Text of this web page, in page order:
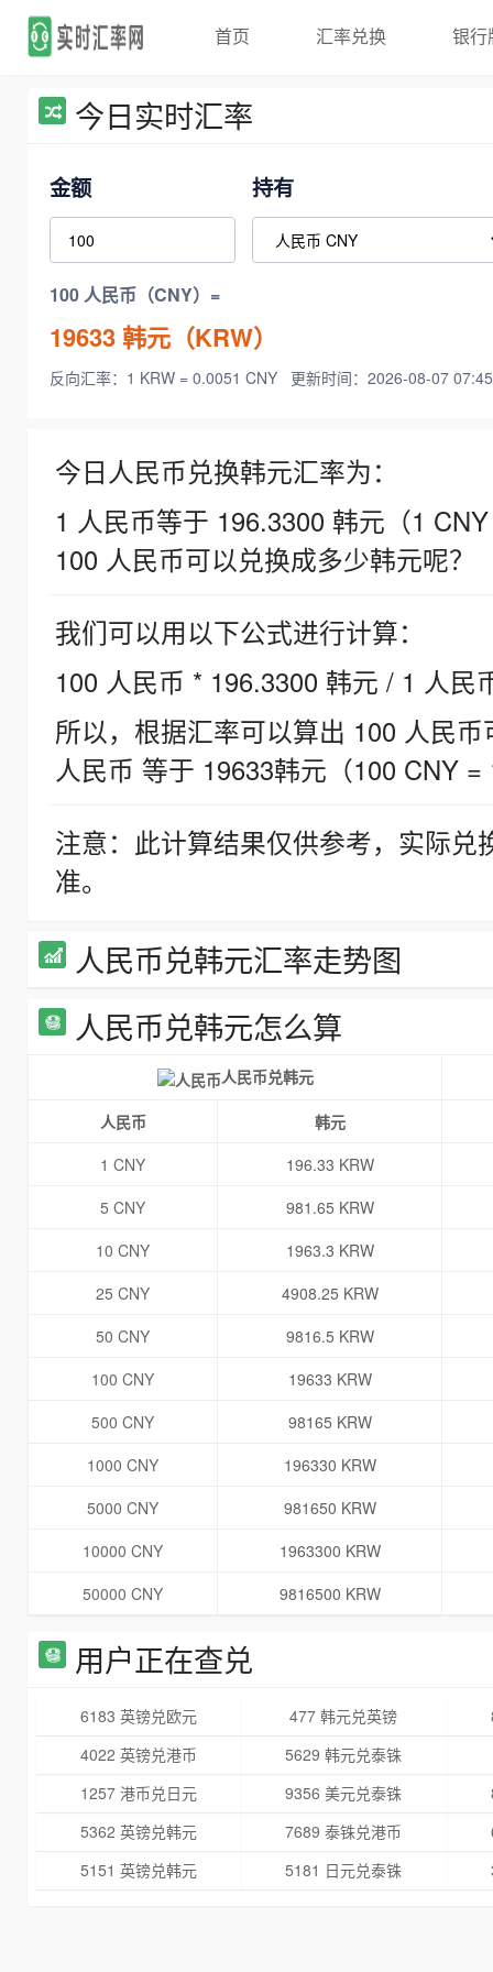
首页 汇率兑换 银行
今日实时汇率
金额 持有
100 人民币（CNY）=
19633韩元（KRW）
反向汇率：1 KRW = 0.0051 CNY 更新时间：2026-08-07
今日人民币兑换韩元汇率为：
1 人民币等于 196.3300 韩元（1
100 人民币可以兑换成多少韩元呢？
我们可以用以下公式进行计算：
100 人民币 * 196.3300 韩元 / 1 人民
所以，根据汇率可以算出 100 人民
人民币 等于 19633韩元（100 CNY =
注意：此计算结果仅供参考，实际
准。
人民币兑韩元汇率走势图
人民币兑韩元怎么算
人民币兑韩元
人民币
韩元
1 CNY
196.33 KRW
5 CNY
981.65 KRW
10 CNY
1963.3 KRW
25 CNY
4908.25 KRW
50 CNY
9816.5 KRW
100 CNY
19633 KRW
500 CNY
98165 KRW
1000 CNY
196330 KRW
5000 CNY
981650 KRW
10000 CNY
1963300 KRW
50000 CNY
9816500 KRW
用户正在查兑
6183 英镑兑欧元 477 韩元兑英镑
4022 英镑兑港币
5629 韩元兑泰铢
1257 港币兑日元
9356 美元兑泰铢
5362 英镑兑韩元
7689 泰铢兑港币
5151 英镑兑韩元
5181 日元兑泰铢